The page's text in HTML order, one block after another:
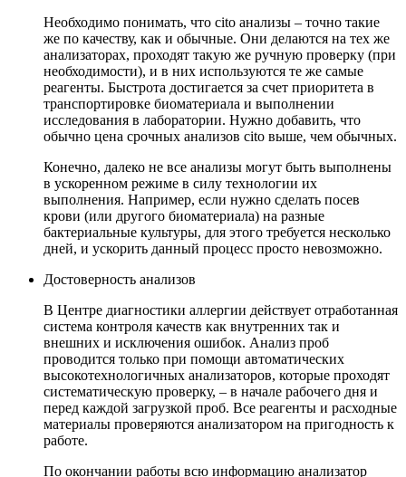
Необходимо понимать, что cito анализы – точно такие
же по качеству, как и обычные. Они делаются на тех же
анализаторах, проходят такую же ручную проверку (при
необходимости), и в них используются те же самые
реагенты. Быстрота достигается за счет приоритета в
транспортировке биоматериала и выполнении
исследования в лаборатории. Нужно добавить, что
обычно цена срочных анализов cito выше, чем обычных.
Конечно, далеко не все анализы могут быть выполнены
в ускоренном режиме в силу технологии их
выполнения. Например, если нужно сделать посев
крови (или другого биоматериала) на разные
бактериальные культуры, для этого требуется несколько
дней, и ускорить данный процесс просто невозможно.
Достоверность анализов
В Центре диагностики аллергии действует отработанная
система контроля качеств как внутренних так и
внешних и исключения ошибок. Анализ проб
проводится только при помощи автоматических
высокотехнологичных анализаторов, которые проходят
систематическую проверку, – в начале рабочего дня и
перед каждой загрузкой проб. Все реагенты и расходные
материалы проверяются анализатором на пригодность к
работе.
По окончании работы всю информацию анализатор